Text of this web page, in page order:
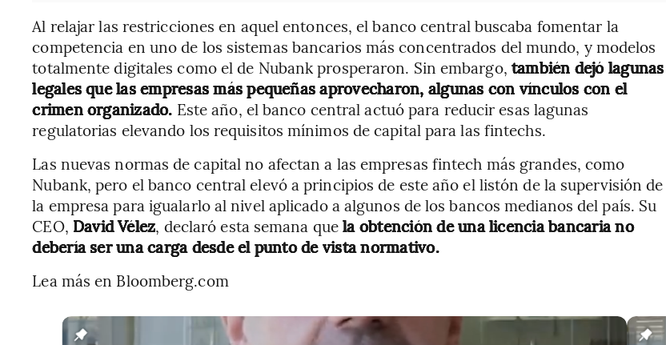
Al relajar las restricciones en aquel entonces, el banco central buscaba fomentar la
competencia en uno de los sistemas bancarios más concentrados del mundo, y modelos
totalmente digitales como el de Nubank prosperaron. Sin embargo, también dejó lagunas
legales que las empresas más pequeñas aprovecharon, algunas con vínculos con el
crimen organizado. Este año, el banco central actuó para reducir esas lagunas
regulatorias elevando los requisitos mínimos de capital para las fintechs.
Las nuevas normas de capital no afectan a las empresas fintech más grandes, como
Nubank, pero el banco central elevó a principios de este año el listón de la supervisión de
la empresa para igualarlo al nivel aplicado a algunos de los bancos medianos del país. Su
CEO, David Vélez, declaró esta semana quela obtención de una licencia bancaria no
debería ser una carga desde el punto de vista normativo.
Lea más en Bloomberg.com